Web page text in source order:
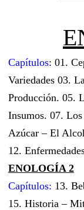
Capítulos: 01.
Variedades 03.
Producción. 05.
Insumos. 07.
Azúcar – El
12.
ENOLOGÍA 2
Capítulos: 13.
15. Historia –